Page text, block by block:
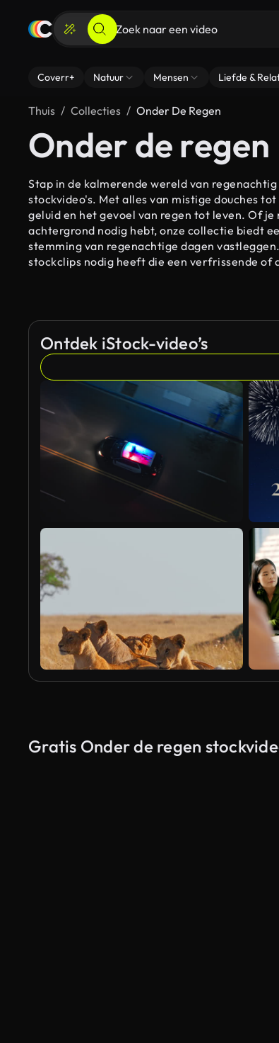
Coverr+ Natuur Mensen Liefde &
Thuis Collecties Onder De Regen
Onder de regen
Stap in de kalmerende wereld van
stockvideo's. Met alles van mistige douches
geluid en het gevoel van regen tot leven. Of
achtergrond nodig hebt, onze collectie biedt
stemming van regenachtige dagen
stockclips nodig heeft die een verfrissende of
Ontdek iStock-video’s
Gratis Onder de regen